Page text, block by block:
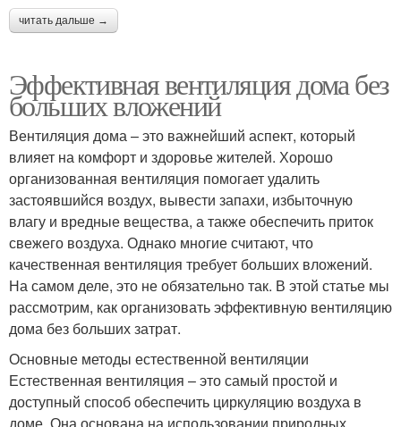
читать дальше →
Эффективная вентиляция дома без
больших вложений
Вентиляция дома – это важнейший аспект, который
влияет на комфорт и здоровье жителей. Хорошо
организованная вентиляция помогает удалить
застоявшийся воздух, вывести запахи, избыточную
влагу и вредные вещества, а также обеспечить приток
свежего воздуха. Однако многие считают, что
качественная вентиляция требует больших вложений.
На самом деле, это не обязательно так. В этой статье мы
рассмотрим, как организовать эффективную вентиляцию
дома без больших затрат.
Основные методы естественной вентиляции
Естественная вентиляция – это самый простой и
доступный способ обеспечить циркуляцию воздуха в